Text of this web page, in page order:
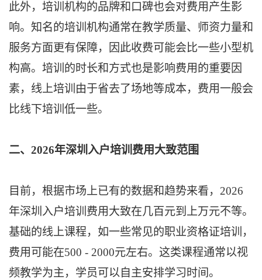
此外，培训机构的品牌和口碑也会对费用产生影
响。知名的培训机构通常在教学质量、师资力量和
服务方面更有保障，因此收费可能会比一些小型机
构高。培训的时长和方式也是影响费用的重要因
素，线上培训由于省去了场地等成本，费用一般会
比线下培训低一些。
二、2026年深圳入户培训费用大致范围
目前，根据市场上已有的数据和趋势来看，2026
年深圳入户培训费用大致在几百元到上万元不等。
基础的线上课程，如一些常见的职业资格证培训，
费用可能在500 - 2000元左右。这类课程通常以视
频教学为主，学员可以自主安排学习时间。